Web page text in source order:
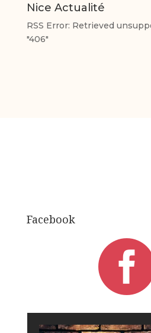
Nice Actualité
RSS Error: Retrieved
"406"
Facebook